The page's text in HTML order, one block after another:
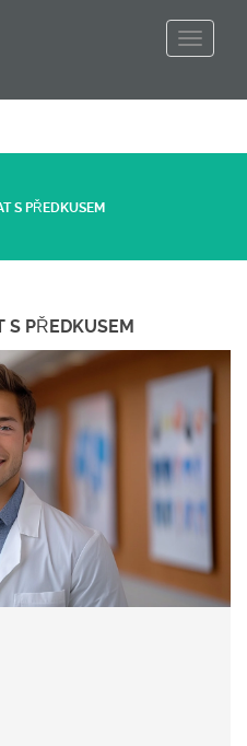
S PŘEDKUSEM
S PŘEDKUSEM